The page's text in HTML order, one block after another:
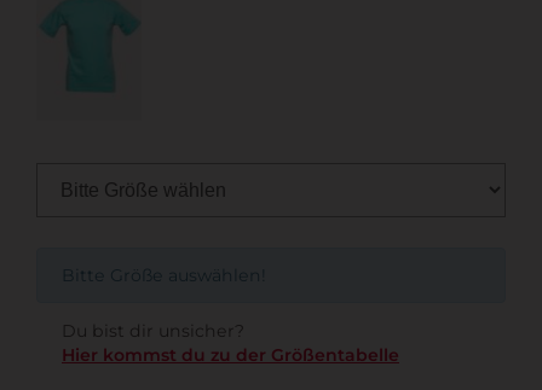
Bitte Größe auswählen!
Du bist dir unsicher?
Hier kommst du zu der Größentabelle